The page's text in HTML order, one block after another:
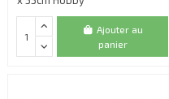
Ajouter au
panier